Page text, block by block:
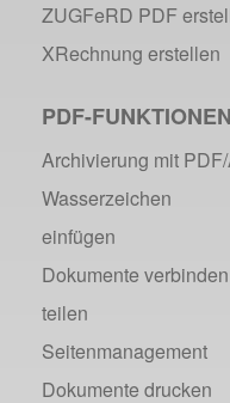
ZUGFeRD PDF
XRechnung erstellen
PDF-FUNKTIONEN
Archivierung mit
Wasserzeichen
einfügen
Dokumente
teilen
Seitenmanagement
Dokumente drucken